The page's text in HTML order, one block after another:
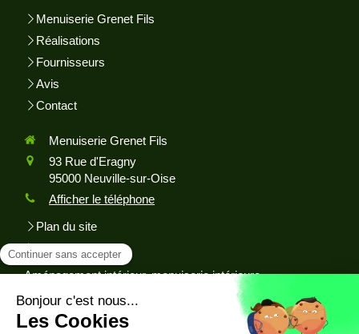
Menuiserie Grenet Fils
Réalisations
Fournisseurs
Avis
Contact
Menuiserie Grenet Fils
93 Rue d'Eragny
95000 Neuville-sur-Oise
Afficher le téléphone
Plan du site
Mentions légales
Aménagement intérieur, menuiserie intérieure,
aménagement de dressing, ebenisterie, fabrication de
meuble sur mesure, installation de fenêtres, restauration de
meuble, menuiserie extérieure